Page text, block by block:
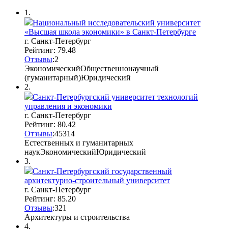
1.
Национальный исследовательский университет
«Высшая школа экономики» в Санкт-Петербурге
г. Санкт-Петербург
Рейтинг: 79.48
Отзывы:2
ЭкономическийОбщественнонаучный
(гуманитарный)Юридический
2.
Санкт-Петербургский университет технологий
управления и экономики
г. Санкт-Петербург
Рейтинг: 80.42
Отзывы:45314
Естественных и гуманитарных
наукЭкономическийЮридический
3.
Санкт-Петербургский государственный
архитектурно-строительный университет
г. Санкт-Петербург
Рейтинг: 85.20
Отзывы:321
Архитектуры и строительства
4.